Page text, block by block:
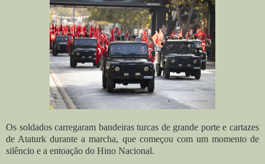
Os soldados carregaram bandeiras turcas de grande porte e cartazes
de Ataturk durante a marcha, que começou com um momento de
silêncio e a entoação do Hino Nacional.